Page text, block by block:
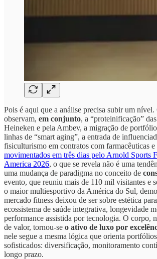
Pois é aqui que a análise precisa subir um nível.
observam, em conjunto, a “proteinificação”
Heineken e pela Ambev, a migração de
linhas de “smart aging”, a entrada de
fisiculturismo em contratos com farmacêuticas e
movimentados em três dias pelo Arnold Sports
America 2026, o que se revela não é uma
uma mudança de paradigma no conceito de
evento, que reuniu mais de 110 mil visitantes e
o maior multiesportivo da América do Sul,
mercado fitness deixou de ser sobre estética
ecossistema de saúde integrativa, longevidade
performance assistida por tecnologia. O corpo,
de valor, tornou-se o ativo de luxo por
nele segue a mesma lógica que orienta
sofisticados: diversificação, monitoramento
longo prazo.